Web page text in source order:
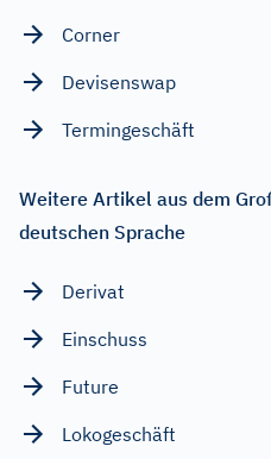
Corner
Devisenswap
Termingeschäft
Weitere Artikel aus dem
deutschen Sprache
Derivat
Einschuss
Future
Lokogeschäft